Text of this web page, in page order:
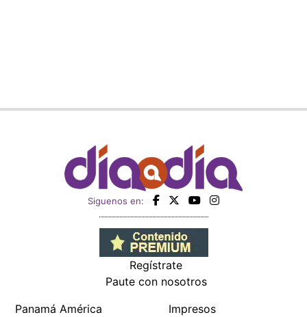
Siguenos en:
Regístrate
Paute con nosotros
Panamá América
Impresos